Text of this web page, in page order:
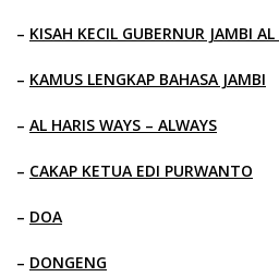
– KISAH KECIL GUBERNUR JAMBI AL
– KAMUS LENGKAP BAHASA JAMBI
– AL HARIS WAYS – ALWAYS
– CAKAP KETUA EDI PURWANTO
– DOA
– DONGENG